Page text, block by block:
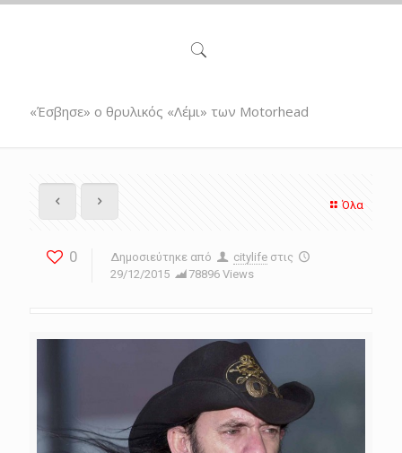
«Έσβησε» ο θρυλικός «Λέμι» των Motorhead
Όλα
0 Δημοσιεύτηκε από citylife στις
29/12/2015
78896 Views